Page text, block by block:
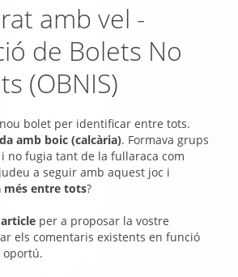
amb vel -
de Bolets No
(OBNIS)
bolet per identificar entre tots.
amb boic (calcària). Formava grups
no fugia tant de la fullaraca com
a seguir amb aquest joc i
més entre tots?
per a proposar la vostre
els comentaris existents en funció
oportú.